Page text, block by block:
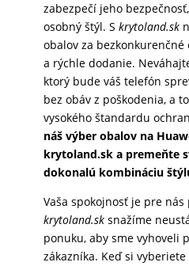
zabezpečí jeho
osobný štýl. S krytoland.sk
obalov za
a rýchle dodanie.
ktorý bude váš telefón
bez obáv z poškodenia, a
vysokého štandardu
náš výber obalov na
krytoland.sk a premeňte
dokonalú kombináciu
Vaša spokojnosť je pre
krytoland.sksnažíme
ponuku, aby sme vyhoveli
zákazníka. Keď si